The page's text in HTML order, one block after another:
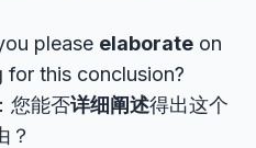
please elaborate on
for this conclusion?
您能否详细阐述得出这个
？